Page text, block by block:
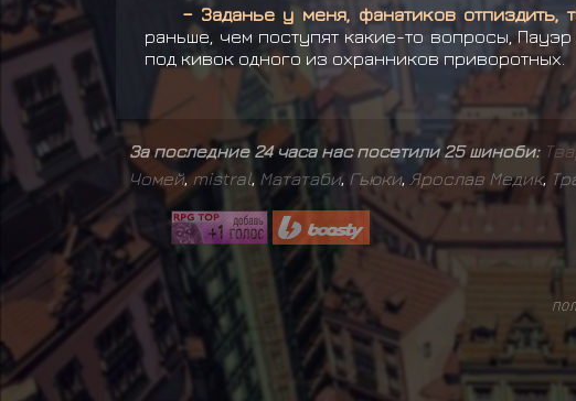
– Заданье у меня, фанатиков отпиздить,
раньше, чем поступят какие-то вопросы,
под кивок одного из охранников приворотных.
За последние 24 часа нас посетили 25 шиноби: Тва
Чомей,mistral Мататаби, Гьюки, Ярослав Медик,